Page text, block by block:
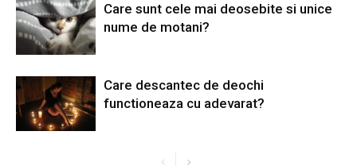
Care sunt cele mai deosebite si unice
nume de motani?
Care descantec de deochi
functioneaza cu adevarat?